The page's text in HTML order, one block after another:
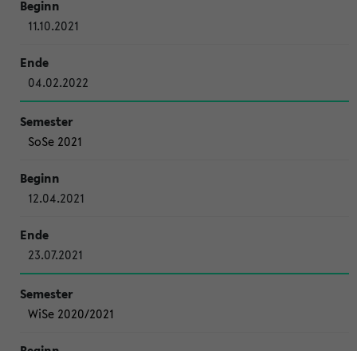
11.10.2021
04.02.2022
SoSe 2021
12.04.2021
23.07.2021
WiSe 2020/2021